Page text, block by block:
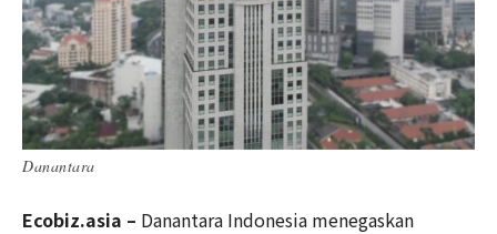
Danantara
Ecobiz.asia – Danantara Indonesia menegaskan